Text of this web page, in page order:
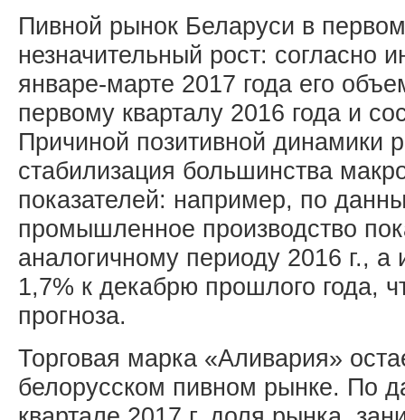
Пивной рынок Беларуси в
незначительный рост:
январе-марте 2017 года его
первому кварталу 2016 года и
Причиной позитивной динамики
стабилизация большинства
показателей: например, по
промышленное производство
аналогичному периоду 2016 г.,
1,7% к декабрю прошлого года,
прогноза.
Торговая марка «Аливария»
белорусском пивном рынке. По